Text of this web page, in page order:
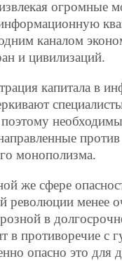
огромные
каналом
и цивилизаций.
капитала в
поэтому
против
монополизма.
же сфере
революции менее
в
в противоречие с
опасно это для